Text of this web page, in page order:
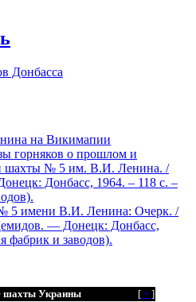
Донбасса
на Викимапии
горняков о прошлом и
шахты № 5 им. В.И. Ленина. /
Донбасс, 1964. – 118 с. –
5 имени В.И. Ленина: Очерк. /
— Донецк: Донбасс,
фабрик и заводов).
[+ ]
шахты Украины